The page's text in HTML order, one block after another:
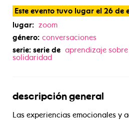
Este evento tuvo lugar el 26 de
lugar: zoom
género: conversaciones
serie: serie de aprendizaje
solidaridad
descripción general
Las experiencias emocionales y